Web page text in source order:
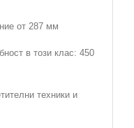
от 287 мм
в този клас: 450
техники и